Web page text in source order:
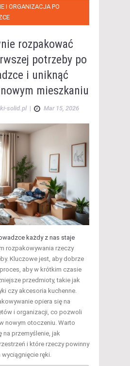
I ORGANIZACJA PO
rozpakować
potrzeby po
i uniknąć
mieszkaniu
solid.pl | Mar 15, 2026
każdy z nas staje
rozpakowywania rzeczy
Kluczowe jest, aby dobrze
aby w krótkim czasie
przedmioty, takie jak
czy akcesoria kuchenne.
opiera się na
i organizacji, co pozwoli
nowym otoczeniu. Warto
przemyślenie, jak
i które rzeczy powinny
wyciągnięcie ręki.